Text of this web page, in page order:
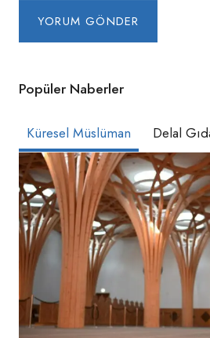
Popüler Naberler
Küresel Müslüman Delal